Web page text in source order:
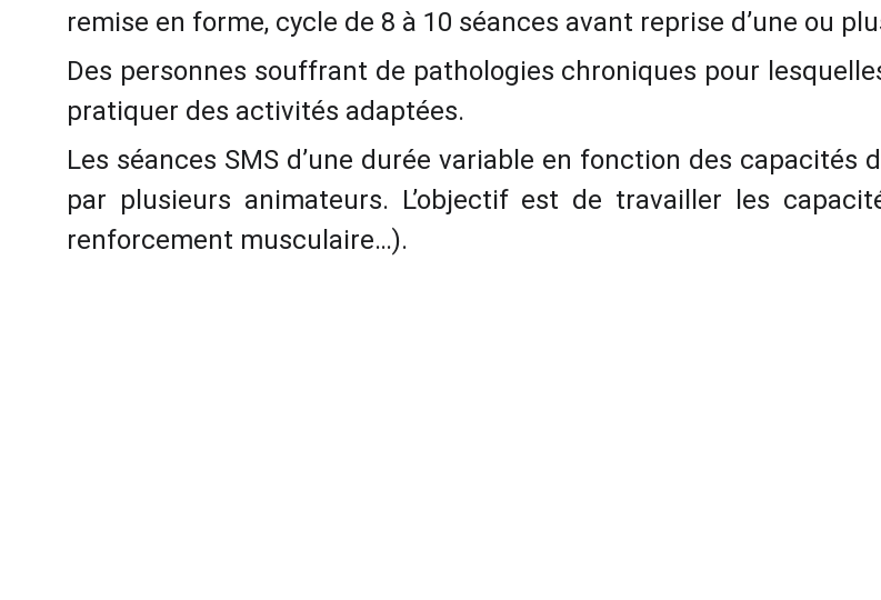
remise en forme, cycle de 8 à 10 séances avant reprise d’une ou
Des personnes souffrant de pathologies chroniques pour
pratiquer des activités adaptées.
Les séances SMS d’une durée variable en fonction des
par plusieurs animateurs. L’objectif est de travailler les
renforcement musculaire…).